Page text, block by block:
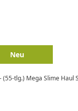
Neu
(55-tlg.) Mega Slime Haul